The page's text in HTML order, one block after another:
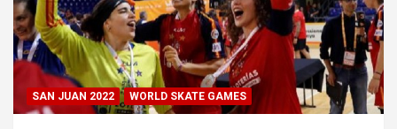
SAN JUAN 2022 WORLD SKATE GAMES